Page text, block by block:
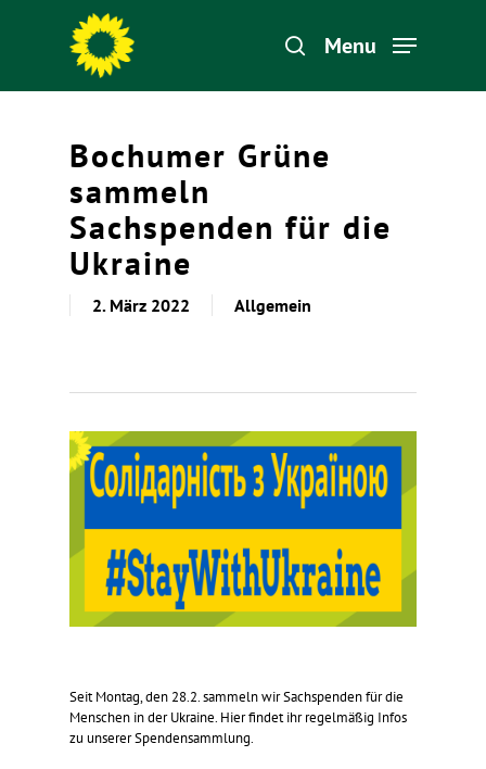
Menu
Bochumer Grüne
sammeln
Sachspenden für die
Ukraine
2. März 2022 Allgemein
Seit Montag, den 28.2. sammeln wir Sachspenden für die
Menschen in der Ukraine. Hier findet ihr regelmäßig Infos
zu unserer Spendensammlung.